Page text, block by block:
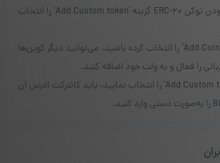
انتخاب کنید. جهت افزودن توکن ERC-20 گزینه ‘Add Custom token’ را انتخاب
۱۷. اگر آیتم ‘Add Coin or Token’ را انتخاب کرده باشید، می‌توانید دیگر کوین‌ها
را فعال و به ولت خود اضافه کنید.
۱۸. ولی اگر گزینه ‘Add Custom token’ را انتخاب نمایید، باید کانترکت آدرس آن